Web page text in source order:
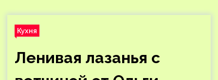
Кухня
Ленивая лазанья с